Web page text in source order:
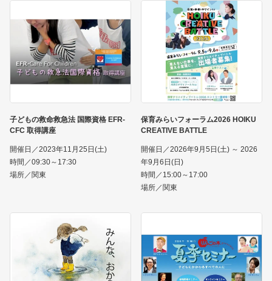
子どもの救命救急法 国際資格 EFR-
CFC 取得講座
開催日／2023年11月25日(土)
時間／09:30～17:30
場所／関東
保育みらいフォーラム2026 HOIKU
CREATIVE BATTLE
開催日／2026年9月5日(土) ～ 2026
年9月6日(日)
時間／15:00～17:00
場所／関東